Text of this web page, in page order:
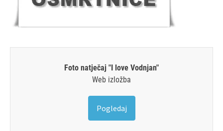
Foto natječaj "I love Vodnjan"
Web izložba
Pogledaj